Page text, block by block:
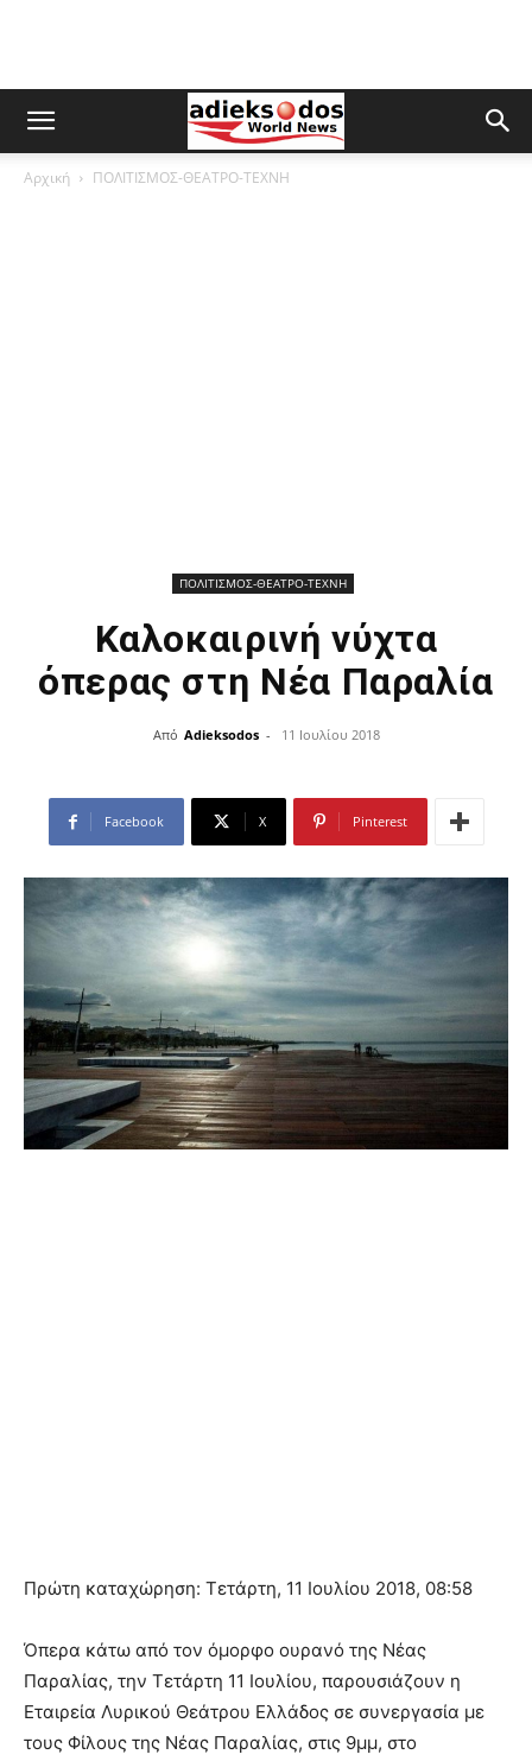
Αρχική ΠΟΛΙΤΙΣΜΟΣ-ΘΕΑΤΡΟ-ΤΕΧΝΗ
ΠΟΛΙΤΙΣΜΟΣ-ΘΕΑΤΡΟ-ΤΕΧΝΗ
Καλοκαιρινή νύχτα
όπερας στη Νέα Παραλία
Από Adieksodos - 11 Ιουλίου 2018
Facebook X Pinterest
Πρώτη καταχώρηση: Τετάρτη, 11 Ιουλίου 2018, 08:58
Όπερα κάτω από τον όμορφο ουρανό της Νέας
Παραλίας, την Τετάρτη 11 Ιουλίου, παρουσιάζουν η
Εταιρεία Λυρικού Θεάτρου Ελλάδος σε συνεργασία με
τους Φίλους της Νέας Παραλίας, στις 9μμ, στο